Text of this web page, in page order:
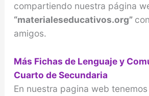
compartiendo nuestra página
“materialeseducativos.org”
amigos.
Más Fichas de Lenguaje y
Cuarto de Secundaria
En nuestra pagina web